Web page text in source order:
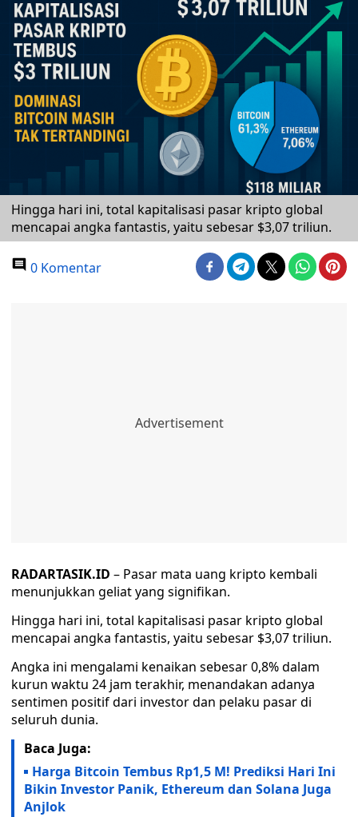
Hingga hari ini, total kapitalisasi pasar kripto global
mencapai angka fantastis, yaitu sebesar $3,07 triliun.
0 Komentar
RADARTASIK.ID – Pasar mata uang kripto kembali
menunjukkan geliat yang signifikan.
Hingga hari ini, total kapitalisasi pasar kripto global
mencapai angka fantastis, yaitu sebesar $3,07 triliun.
Angka ini mengalami kenaikan sebesar 0,8% dalam
kurun waktu 24 jam terakhir, menandakan adanya
sentimen positif dari investor dan pelaku pasar di
seluruh dunia.
Baca Juga:
Harga Bitcoin Tembus Rp1,5 M! Prediksi Hari Ini
Bikin Investor Panik, Ethereum dan Solana Juga
Anjlok